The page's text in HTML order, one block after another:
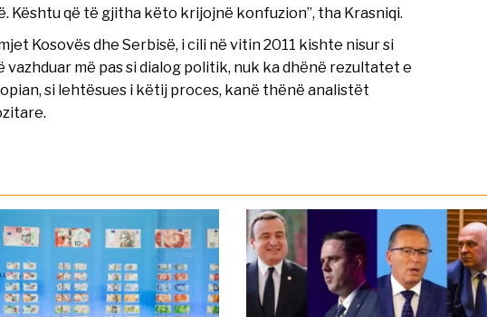
që të gjitha këto krijojnë konfuzion”, tha Krasniqi.
Kosovës dhe Serbisë, i cili në vitin 2011 kishte nisur si
më pas si dialog politik, nuk ka dhënë rezultatet e
si lehtësues i këtij proces, kanë thënë analistët